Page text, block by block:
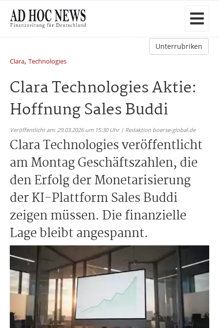
Unterrubriken
Clara, Technologies
Clara Technologies Aktie:
Hoffnung Sales Buddi
Veröffentlicht am: 29.03.2026 um 15:30 Uhr | Redaktion boerse-global.de
Clara Technologies veröffentlicht
am Montag Geschäftszahlen, die
den Erfolg der Monetarisierung
der KI-Plattform Sales Buddi
zeigen müssen. Die finanzielle
Lage bleibt angespannt.